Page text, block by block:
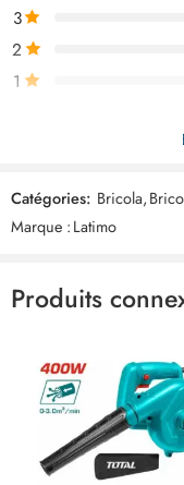
3
2
1
Soyez le premier à
Commentaires
Il n'y a pas encore de
Catégories: Bricola,
Marque :Latimo
Produits